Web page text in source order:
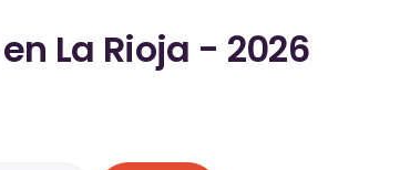
La Rioja - 2026